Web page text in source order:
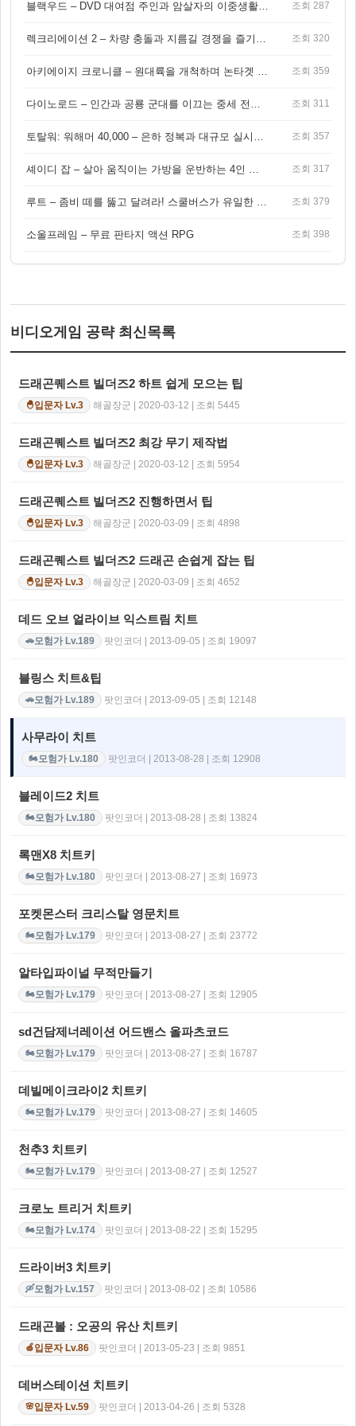
조회 287
조회 320
조회 359
조회 311
조회 357
조회 317
조회 379
소울프레임 – 무료 판타지 액션 RPG 조회 398
비디오게임 공략 최신목록
드래곤퀘스트 빌더즈2 하트 쉽게 모으는 팁
🐣입문자 Lv.3 해골장군 | 2020-03-12 | 조회 5445
드래곤퀘스트 빌더즈2 최강 무기 제작법
🐣입문자 Lv.3 해골장군 | 2020-03-12 | 조회 5954
드래곤퀘스트 빌더즈2 진행하면서 팁
🐣입문자 Lv.3 해골장군 | 2020-03-09 | 조회 4898
드래곤퀘스트 빌더즈2 드래곤 손쉽게 잡는 팁
🐣입문자 Lv.3 해골장군 | 2020-03-09 | 조회 4652
데드 오브 얼라이브 익스트림 치트
🚗모험가 Lv.189 팟인코더 | 2013-09-05 | 조회 19097
블링스 치트&팁
🚗모험가 Lv.189 팟인코더 | 2013-09-05 | 조회 12148
사무라이 치트
🏍️모험가 Lv.180 팟인코더 | 2013-08-28 | 조회 12908
블레이드2 치트
🏍️모험가 Lv.180 팟인코더 | 2013-08-28 | 조회 13824
록맨X8 치트키
🏍️모험가 Lv.180 팟인코더 | 2013-08-27 | 조회 16973
포켓몬스터 크리스탈 영문치트
🏍️모험가 Lv.179 팟인코더 | 2013-08-27 | 조회 23772
알타입파이널 무적만들기
🏍️모험가 Lv.179 팟인코더 | 2013-08-27 | 조회 12905
sd건담제너레이션 어드밴스 올파츠코드
🏍️모험가 Lv.179 팟인코더 | 2013-08-27 | 조회 16787
데빌메이크라이2 치트키
🏍️모험가 Lv.179 팟인코더 | 2013-08-27 | 조회 14605
천추3 치트키
🏍️모험가 Lv.179 팟인코더 | 2013-08-27 | 조회 12527
크로노 트리거 치트키
🏍️모험가 Lv.174 팟인코더 | 2013-08-22 | 조회 15295
드라이버3 치트키
🛶모험가 Lv.157 팟인코더 | 2013-08-02 | 조회 10586
드래곤볼 : 오공의 유산 치트키
🍏입문자 Lv.86 팟인코더 | 2013-05-23 | 조회 9851
데버스테이션 치트키
🌸입문자 Lv.59 팟인코더 | 2013-04-26 | 조회 5328